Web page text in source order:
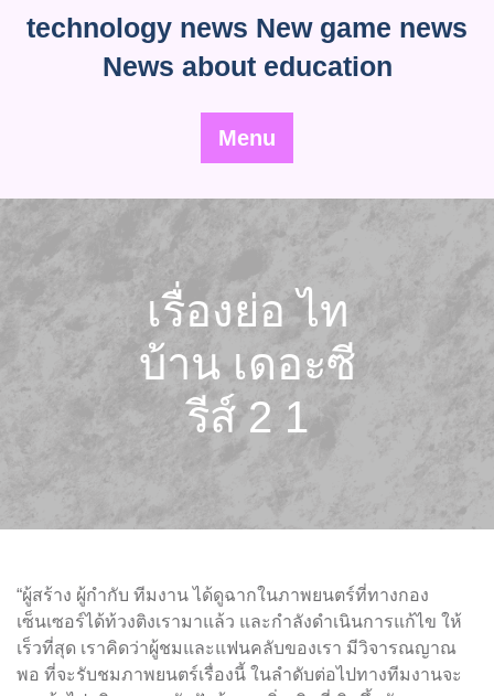
technology news New game news
News about education
Menu
เรื่องย่อ ไท
บ้าน เดอะซี
รีส์ 2 1
“ผู้สร้าง ผู้กำกับ ทีมงาน ได้ดูฉากในภาพยนตร์ที่ทางกอง
เซ็นเซอร์ได้ท้วงติงเรามาแล้ว และกำลังดำเนินการแก้ไข ให้
เร็วที่สุด เราคิดว่าผู้ชมและแฟนคลับของเรา มีวิจารณญาณ
พอ ที่จะรับชมภาพยนตร์เรื่องนี้ ในลำดับต่อไปทางทีมงานจะ